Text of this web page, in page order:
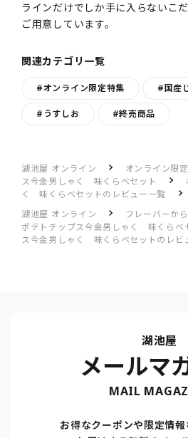
ラインだけでしか手に入らないこ
ご用意しています。
関連カテゴリ一覧
#オンライン限定特集 #国産
#うすしお #終売商品
湖池屋 オンライン オンライン限
ス今金男しゃく 味くらべセット
く 味くらべセットのレビュー一覧
湖池屋 オンライン
フレーバーか
ポテトチップス今金男しゃく 味くらべ
ス今金男しゃく 味くらべセットのレビ
湖池屋
メールマ
MAIL
お得なクーポンや限定情